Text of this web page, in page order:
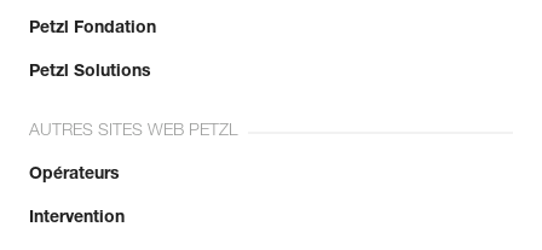
Petzl Fondation
Petzl Solutions
AUTRES SITES WEB PETZL
Opérateurs
Intervention